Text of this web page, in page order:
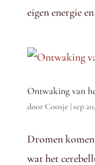
eigen energie
Ontwaking van
doorCoosje |sep
Dromen
wat het